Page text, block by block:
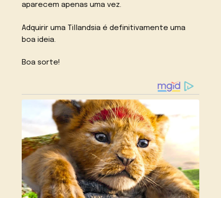
aparecem apenas uma vez.
Adquirir uma Tillandsia é definitivamente uma
boa ideia.
Boa sorte!